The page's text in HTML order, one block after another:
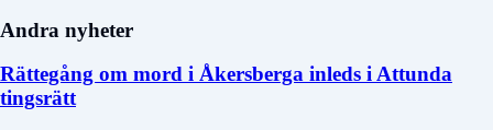
Andra nyheter
Rättegång om mord i Åkersberga inleds i Attunda
tingsrätt